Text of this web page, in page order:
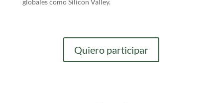
globales como Silicon Valley.
Quiero participar